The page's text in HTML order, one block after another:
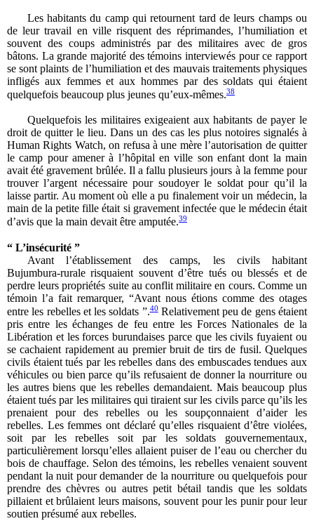
Les habitants du camp qui retournent tard de leurs champs ou
de leur travail en ville risquent des réprimandes, l’humiliation et
souvent des coups administrés par des militaires avec de gros
bâtons. La grande majorité des témoins interviewés pour ce rapport
se sont plaints de l’humiliation et des mauvais traitements physiques
infligés aux femmes et aux hommes par des soldats qui étaient
quelquefois beaucoup plus jeunes qu’eux-mêmes.38
Quelquefois les militaires exigeaient aux habitants de payer le
droit de quitter le lieu. Dans un des cas les plus notoires signalés à
Human Rights Watch, on refusa à une mère l’autorisation de quitter
le camp pour amener à l’hôpital en ville son enfant dont la main
avait été gravement brûlée. Il a fallu plusieurs jours à la femme pour
trouver l’argent nécessaire pour soudoyer le soldat pour qu’il la
laisse partir. Au moment où elle a pu finalement voir un médecin, la
main de la petite fille était si gravement infectée que le médecin était
d’avis que la main devait être amputée.39
“ L’insécurité ”
Avant l’établissement des camps, les civils habitant
Bujumbura-rurale risquaient souvent d’être tués ou blessés et de
perdre leurs propriétés suite au conflit militaire en cours. Comme un
témoin l’a fait remarquer, “Avant nous étions comme des otages
entre les rebelles et les soldats ”.40Relativement peu de gens étaient
pris entre les échanges de feu entre les Forces Nationales de la
Libération et les forces burundaises parce que les civils fuyaient ou
se cachaient rapidement au premier bruit de tirs de fusil. Quelques
civils étaient tués par les rebelles dans des embuscades tendues aux
véhicules ou bien parce qu’ils refusaient de donner la nourriture ou
les autres biens que les rebelles demandaient. Mais beaucoup plus
étaient tués par les militaires qui tiraient sur les civils parce qu’ils les
prenaient pour des rebelles ou les soupçonnaient d’aider les
rebelles. Les femmes ont déclaré qu’elles risquaient d’être violées,
soit par les rebelles soit par les soldats gouvernementaux,
particulièrement lorsqu’elles allaient puiser de l’eau ou chercher du
bois de chauffage. Selon des témoins, les rebelles venaient souvent
pendant la nuit pour demander de la nourriture ou quelquefois pour
prendre des chèvres ou autres petit bétail tandis que les soldats
pillaient et brûlaient leurs maisons, souvent pour les punir pour leur
soutien présumé aux rebelles.